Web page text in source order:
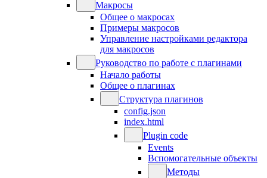
Макросы
Общее о макросах
Примеры макросов
Управление настройками редактора
для макросов
Руководство по работе с плагинами
Начало работы
Общее о плагинах
Структура плагинов
config.json
index.html
Plugin code
Events
Вспомогательные объекты
Методы